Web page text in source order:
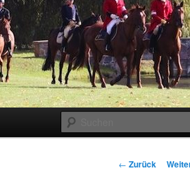
← Zurück